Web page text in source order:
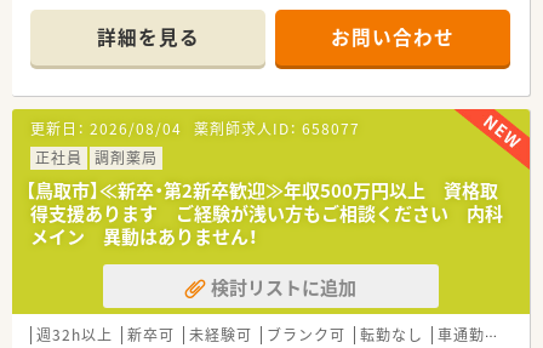
【店舗情報と応需状況について】
■総合病院の門前に位置しており内科や外科などほぼ全ての診
療科目を応需しているため非常に勉強になる環境です。
■1日の処方箋枚数は平均して80枚から100枚程度で常勤5名と
パート3名の薬剤師が協力して対応しています。
■薬局内にはクリーンベンチや自動入庫払出装置など最新の調
剤機器が完備されており安全な業務が可能です。
【募集背景と求める人物像について】
■事業拡大に伴い質の高い医療サービスを提供し続けるために
新しく正社員として活躍いただける仲間を募集します。
■在宅医療に対して前向きで将来の明確なビジョンを見据えて
自ら積極的に学んで行動できる方を求めております。
■調剤の経験も大切ですが何よりも患者様やスタッフと円滑な
詳細を見る お問い合わせ
更新日： 2026/08/04 薬剤師求人ID： 658077
正社員
調剤薬局
【鳥取市】≪新卒・第2新卒歓迎≫年収500万円以上 資格取
得支援あります ご経験が浅い方もご相談ください 内科
メイン 異動はありません！
検討リストに追加
週32h以上 新卒可 未経験可 ブランク可 転勤なし 車通勤可